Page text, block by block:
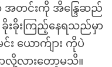
အတင်းကို အိန္ဒြေဆည်
ခိုးခိုးကြည့်နေရသည်မှာ
း ယောက်ျား ကိုပဲ
ာလို့လားတော့မသိ။